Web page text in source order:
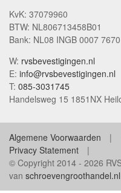
KvK: 37079960
BTW: NL806713458B01
Bank: NL08 INGB 0007
W: rvsbevestigingen.nl
E: info@rvsbevestigingen.nl
T: 085-3031745
Handelsweg 15 1851NX
Algemene Voorwaarden
Privacy Statement
© Copyright 2014 - 2026
van schroevengroothandel.nl